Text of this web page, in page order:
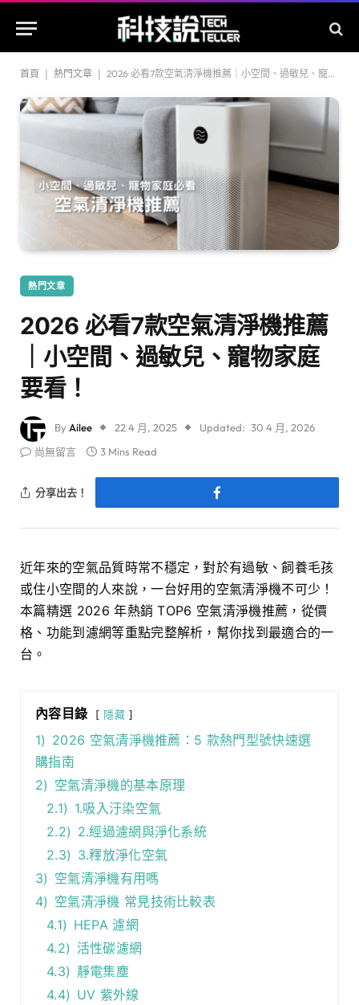
首頁 熱門文章 2026 必看7款空氣清淨機推薦｜小空間、過敏兒、寵物家庭要看！
熱門文章
2026 必看7款空氣清淨機推薦
｜小空間、過敏兒、寵物家庭
要看！
By Ailee 22 4 月, 2025 Updated: 30 4 月, 2026
尚無留言
3 Mins Read
分享出去！
近年來的空氣品質時常不穩定，對於有過敏、飼養毛孩
或住小空間的人來說，一台好用的空氣清淨機不可少！
本篇精選 2026 年熱銷 TOP6 空氣清淨機推薦，從價
格、功能到濾網等重點完整解析，幫你找到最適合的一
台。
內容目錄 隱藏
1) 2026 空氣清淨機推薦：5 款熱門型號快速選
購指南
2) 空氣清淨機的基本原理
2.1) 1.吸入汙染空氣
2.2) 2.經過濾網與淨化系統
2.3) 3.釋放淨化空氣
3) 空氣清淨機有用嗎
4) 空氣清淨機 常見技術比較表
4.1) HEPA 濾網
4.2) 活性碳濾網
4.3) 靜電集塵
4.4) UV 紫外線